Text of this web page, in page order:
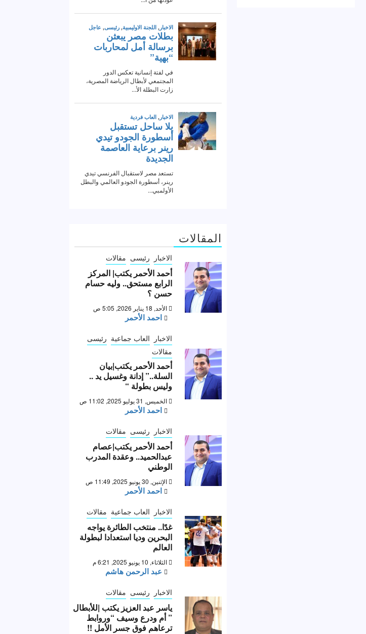
المقالات
الاخبار رئيسى مقالات
أحمد الأحمر يكتب| المركز
الرابع مستحق.. وليه حسام
حسن ؟
الأحد, 18 يناير 2026, 5:05 ص
احمد الأحمر
الاخبار العاب جماعية رئيسى
مقالات
أحمد الأحمر يكتب|بيان
السلة..” إدانة وغسيل يد ..
وليس بطولة “
الخميس, 31 يوليو 2025, 11:02 ص
احمد الأحمر
الاخبار رئيسى مقالات
أحمد الأحمر يكتب|عصام
عبدالحميد.. وعقدة المدرب
الوطني
الإثنين, 30 يونيو 2025, 11:49 ص
احمد الأحمر
الاخبار العاب جماعية مقالات
غدًا.. منتخب الطائرة يواجه
البحرين وديا استعدادا لبطولة
العالم
الثلاثاء, 10 يونيو 2025, 6:21 م
عبد الرحمن هاشم
الاخبار رئيسى مقالات
ياسر عبد العزيز يكتب |للأبطال
” أم ودرع وسيف “وروابط
ترعاهم فوق جسر الأمل !!